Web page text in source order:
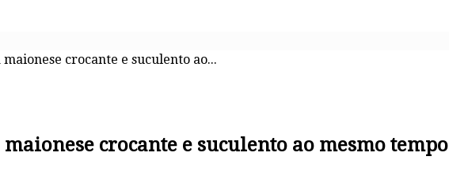
crocante e suculento ao...
crocante e suculento ao mesmo tempo